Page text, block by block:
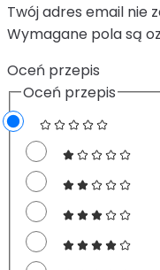
Twój adres email nie
Wymagane pola są
Oceń przepis
Oceń przepis